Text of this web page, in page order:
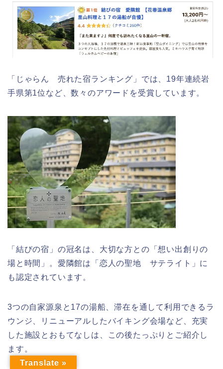
「じゃらん 売れた宿ランキング」では、19年連続岩
手県第1位など、数々のアワードを受賞しています。
「結びの宿」の冠名は、大切な方との「想い出創りの
場と時間」。愛隣館は「恋人の聖地 サテライト」に
も認定されています。
3つの自家源泉と17の湯船、滞在を通して利用できるラ
ウンジ、リニューアルしたバイキング会場など、充実
した施設とおもてなしは、この後たっぷりとご紹介し
ます。
Translate »